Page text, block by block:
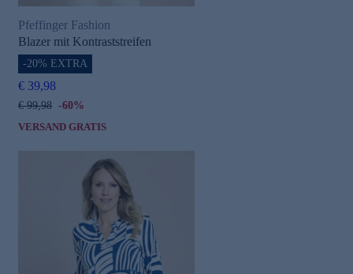
Pfeffinger Fashion
Blazer mit Kontraststreifen
-20% EXTRA
€ 39,98
€ 99,98 -60%
VERSAND GRATIS